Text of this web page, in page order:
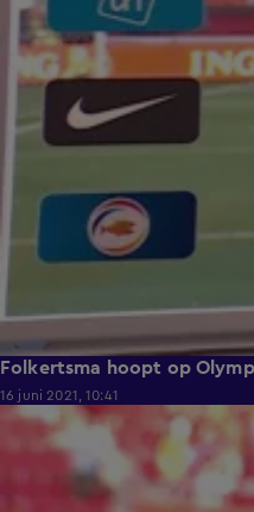
Folkertsma hoopt op
16 juni 2021, 10:41
1:57